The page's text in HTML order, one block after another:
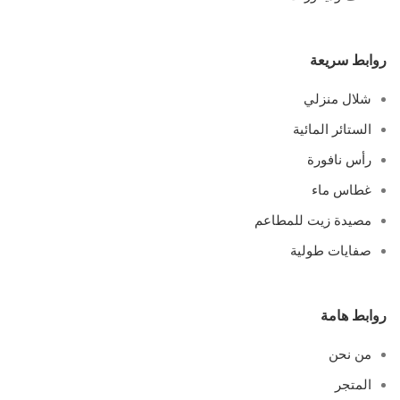
روابط سريعة
شلال منزلي
الستائر المائية
رأس نافورة
غطاس ماء
مصيدة زيت للمطاعم
صفايات طولية
روابط هامة
من نحن
المتجر